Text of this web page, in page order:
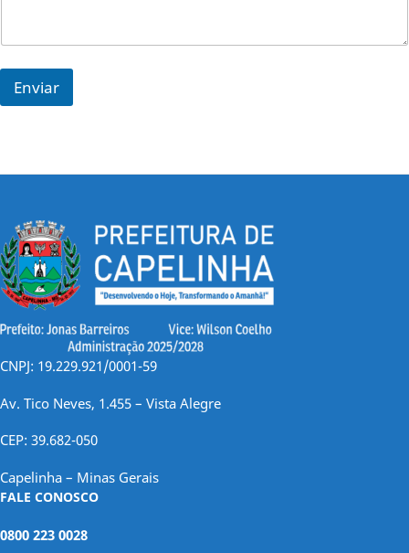
Enviar
CNPJ: 19.229.921/0001-59
Av. Tico Neves, 1.455 – Vista Alegre
CEP: 39.682-050
Capelinha – Minas Gerais
FALE CONOSCO
0800 223 0028